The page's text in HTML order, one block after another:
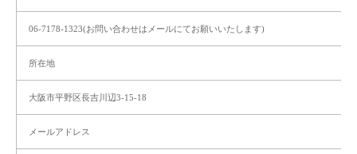
06-7178-1323(お問い合わせはメールにてお願いいたします)
所在地
大阪市平野区長吉川辺3-15-18
メールアドレス